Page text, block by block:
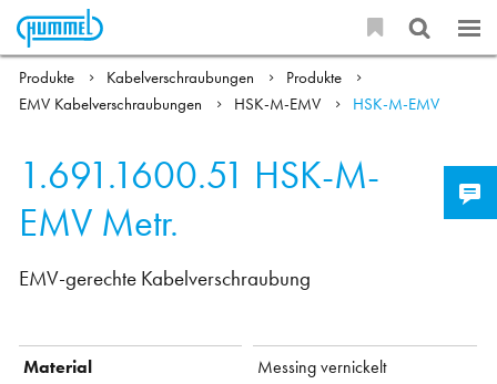
Produkte Kabelverschraubungen
Produkte
EMV Kabelverschraubungen
HSK-M-EMV HSK-M-EMV
1.691.1600.51 HSK-M-
EMV Metr.
EMV-gerechte Kabelverschraubung
Material
Messing vernickelt